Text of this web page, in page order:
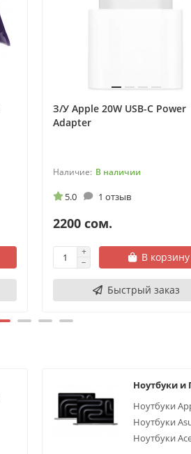
З/У Apple 20W USB-C Power
Adapter
В наличии
5.0 1 отзыв
2200 сом.
В корзину
Быстрый заказ
Ноутбуки и
Ноутбуки
Ноутбуки
Ноутбуки